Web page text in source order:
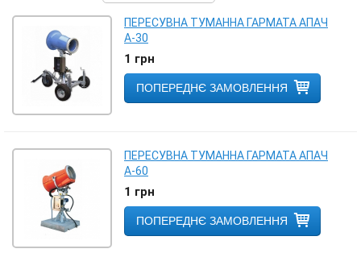
ПЕРЕСУВНА ТУМАННА ГАРМАТА АПАЧ
А-30
1 грн
ПОПЕРЕДНЄ ЗАМОВЛЕННЯ
ПЕРЕСУВНА ТУМАННА ГАРМАТА АПАЧ
А-60
1 грн
ПОПЕРЕДНЄ ЗАМОВЛЕННЯ